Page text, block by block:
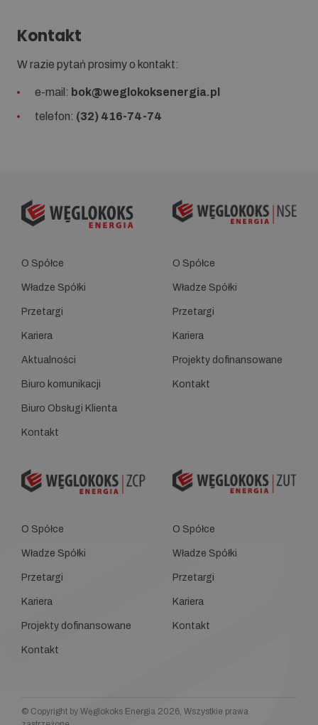
Kontakt
W razie pytań prosimy o kontakt:
e-mail: bok@weglokoksenergia.pl
telefon: (32) 416-74-74
O Spółce
Władze Spółki
Przetargi
Kariera
Aktualności
Biuro komunikacji
Biuro Obsługi Klienta
Kontakt
O Spółce
Władze Spółki
Przetargi
Kariera
Projekty dofinansowane
Kontakt
O Spółce
Władze Spółki
Przetargi
Kariera
Projekty dofinansowane
Kontakt
O Spółce
Władze Spółki
Przetargi
Kariera
Kontakt
© Copyright by Węglokoks Energia 2026, Wszystkie prawa